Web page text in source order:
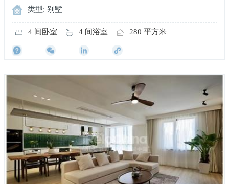
类型: 别墅
4 间卧室 4 间浴室 280 平方米